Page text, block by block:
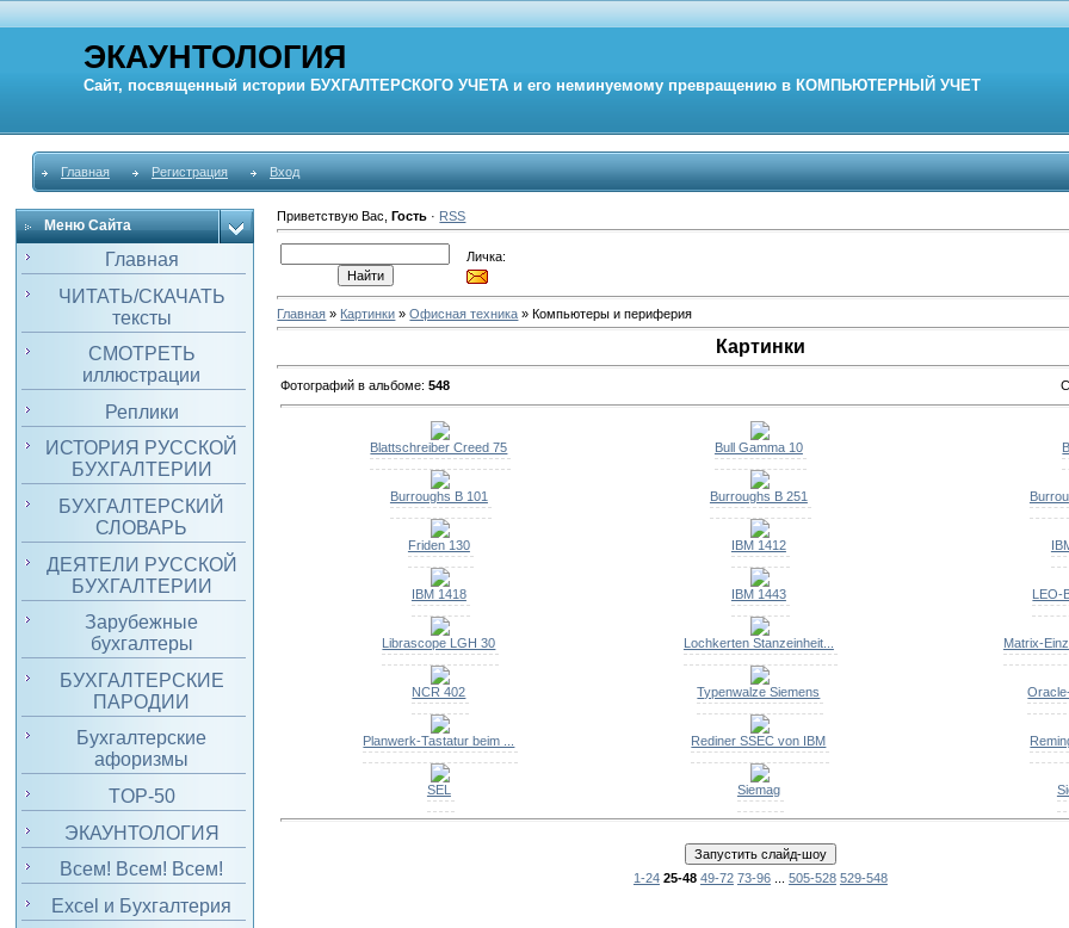
ЭКАУНТОЛОГИЯ
Сайт, посвященный истории БУХГАЛТЕРСКОГО УЧЕТА и его неминуемому превращению в КОМПЬЮТЕРНЫЙ УЧЕТ
Главная Регистрация Вход
Меню Сайта
Главная
ЧИТАТЬ/СКАЧАТЬ
тексты
СМОТРЕТЬ
иллюстрации
Реплики
ИСТОРИЯ РУССКОЙ
БУХГАЛТЕРИИ
БУХГАЛТЕРСКИЙ
СЛОВАРЬ
ДЕЯТЕЛИ РУССКОЙ
БУХГАЛТЕРИИ
Зарубежные
бухгалтеры
БУХГАЛТЕРСКИЕ
ПАРОДИИ
Бухгалтерские
афоризмы
TOP-50
ЭКАУНТОЛОГИЯ
Всем! Всем! Всем!
Excel и Бухгалтерия
Приветствую Вас ,Гость · RSS
Личка:
Главная » Картинки »Офисная техника » Компьютеры и периферия
Картинки
Фотографий в альбоме:548
Blattschreiber Creed 75 Bull Gamma 10
Burroughs B 101 Burroughs B 251
Friden 130 IBM 1412
IBM 1418 IBM 1443 LEO-
Librascope LGH 30 Lochkerten Stanzeinheit... Matrix-
NCR 402 Typenwalze Siemens
Planwerk-Tastatur beim ... Rediner SSEC von IBM
SEL Siemag
1-24 25-48 49-72 73-96 505-528 529-548